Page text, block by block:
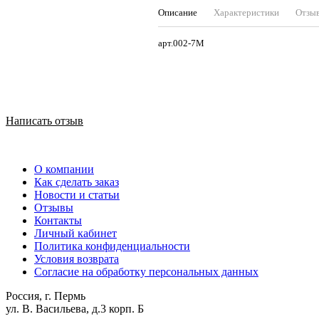
Описание Характеристики
арт.002-7М
Написать отзыв
О компании
Как сделать заказ
Новости и статьи
Отзывы
Контакты
Личный кабинет
Политика конфиденциальности
Условия возврата
Согласие на обработку персональных данных
Россия, г. Пермь
ул. В. Васильева, д.3 корп. Б